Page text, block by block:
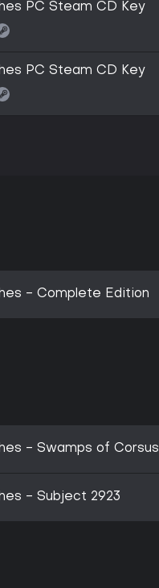
PC Steam CD Key
PC Steam CD Key
- Complete Edition
- Swamps of Corsus
- Subject 2923